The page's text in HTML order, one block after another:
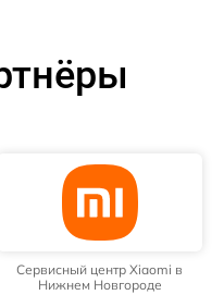
Сервисный центр Xiaomi в
Нижнем Новгороде